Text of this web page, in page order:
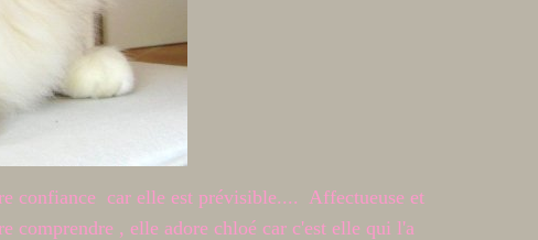
confiance car elle est prévisible.... Affectueuse et
comprendre , elle adore chloé car c'est elle qui l'a